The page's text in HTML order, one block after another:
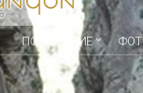
ПОЛОЖЕНИЕ